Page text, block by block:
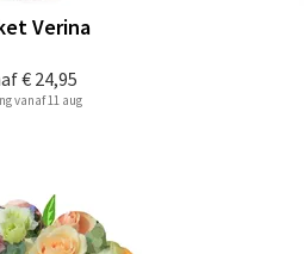
€ 24,95
Verina
vanaf 11 aug